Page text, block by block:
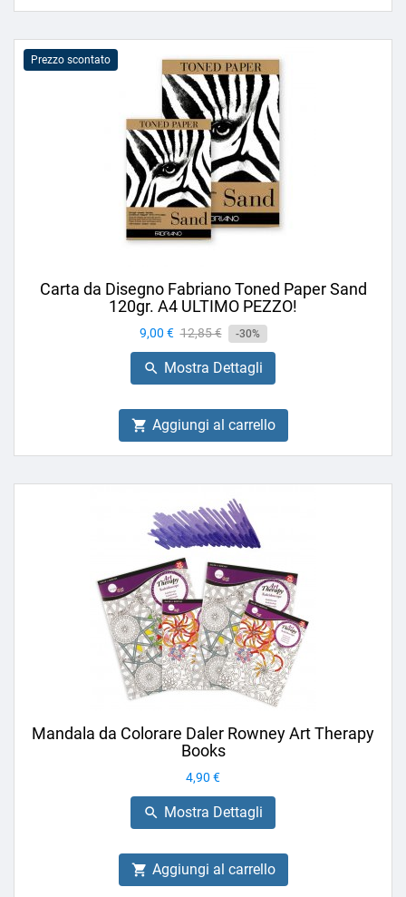
Prezzo scontato
Carta da Disegno Fabriano Toned Paper Sand
120gr. A4 ULTIMO PEZZO!
Prezzo
9,00 € Prezzo
base
12,85 € -30%
 Mostra Dettagli
 Aggiungi al carrello
Mandala da Colorare Daler Rowney Art Therapy
Books
Prezzo
4,90 €
 Mostra Dettagli
 Aggiungi al carrello